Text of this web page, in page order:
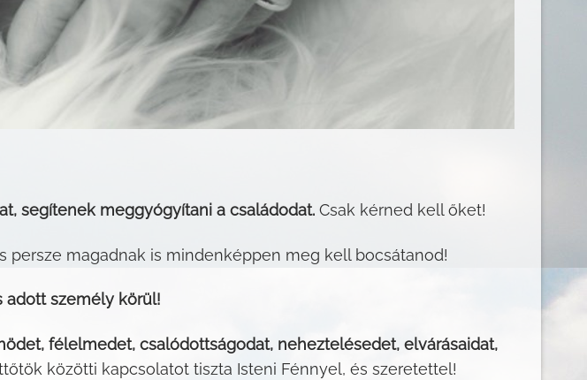
segítenek meggyógyítani a családodat. Csak kérned kell őket!
persze magadnak is mindenképpen meg kell bocsátanod!
adott személy körül!
félelmedet, csalódottságodat, neheztelésedet, elvárásaidat,
közötti kapcsolatot tiszta Isteni Fénnyel, és szeretettel!